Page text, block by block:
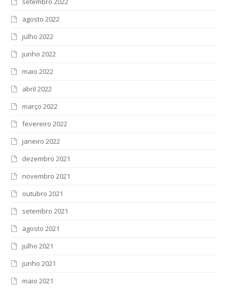
agosto 2022
julho 2022
junho 2022
maio 2022
abril 2022
março 2022
fevereiro 2022
janeiro 2022
dezembro 2021
novembro 2021
outubro 2021
setembro 2021
agosto 2021
julho 2021
junho 2021
maio 2021